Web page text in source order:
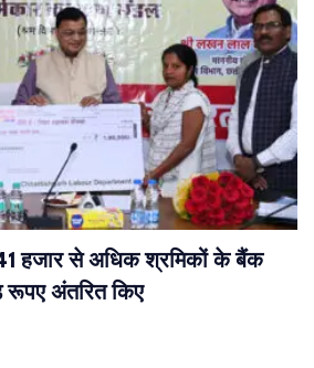
हजार से अधिक श्रमिकों के बैंक
अंतरित किए